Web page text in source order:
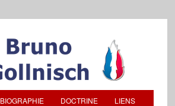
BIOGRAPHIE DOCTRINE LIENS